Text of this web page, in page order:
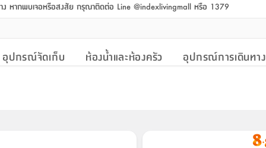
ง หากพบเจอหรือสงสัย กรุณาติดต่อ Line @indexlivingmall หรือ 1379
อุปกรณ์จัดเก็บ ห้องน้ำและห้องครัว อุปกรณ์การเดินทาง